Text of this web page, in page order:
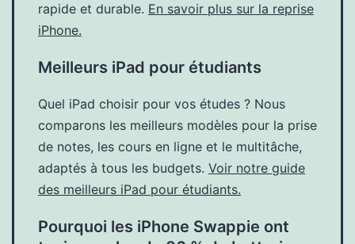
rapide et durable. En savoir plus sur la reprise
iPhone.
Meilleurs iPad pour étudiants
Quel iPad choisir pour vos études ? Nous
comparons les meilleurs modèles pour la prise
de notes, les cours en ligne et le multitâche,
adaptés à tous les budgets. Voir notre guide
des meilleurs iPad pour étudiants.
Pourquoi les iPhone Swappie ont